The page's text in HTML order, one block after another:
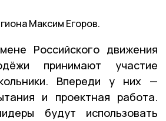
Максим Егоров.
Российского движения
принимают участие
Впереди у них —
и проектная работа.
будут использовать